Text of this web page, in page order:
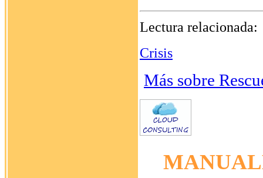
Lectura relacionada:
Crisis
Más sobre